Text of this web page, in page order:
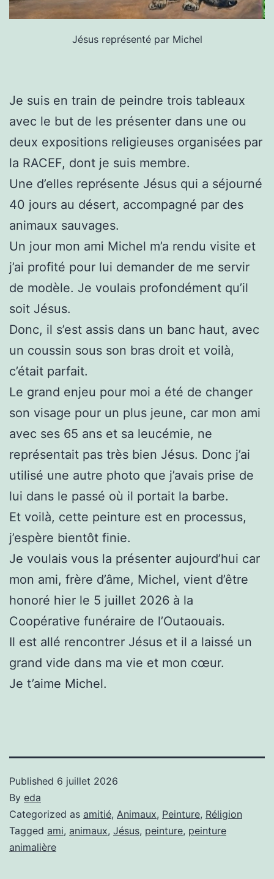
Jésus représenté par Michel
Je suis en train de peindre trois tableaux
avec le but de les présenter dans une ou
deux expositions religieuses organisées par
la RACEF, dont je suis membre.
Une d’elles représente Jésus qui a séjourné
40 jours au désert, accompagné par des
animaux sauvages.
Un jour mon ami Michel m’a rendu visite et
j’ai profité pour lui demander de me servir
de modèle. Je voulais profondément qu’il
soit Jésus.
Donc, il s’est assis dans un banc haut, avec
un coussin sous son bras droit et voilà,
c’était parfait.
Le grand enjeu pour moi a été de changer
son visage pour un plus jeune, car mon ami
avec ses 65 ans et sa leucémie, ne
représentait pas très bien Jésus. Donc j’ai
utilisé une autre photo que j’avais prise de
lui dans le passé où il portait la barbe.
Et voilà, cette peinture est en processus,
j’espère bientôt finie.
Je voulais vous la présenter aujourd’hui car
mon ami, frère d’âme, Michel, vient d’être
honoré hier le 5 juillet 2026 à la
Coopérative funéraire de l’Outaouais.
Il est allé rencontrer Jésus et il a laissé un
grand vide dans ma vie et mon cœur.
Je t’aime Michel.
Published 6 juillet 2026
By eda
Categorized as amitié, Animaux, Peinture, Réligion
Tagged ami, animaux, Jésus, peinture, peinture
animalière